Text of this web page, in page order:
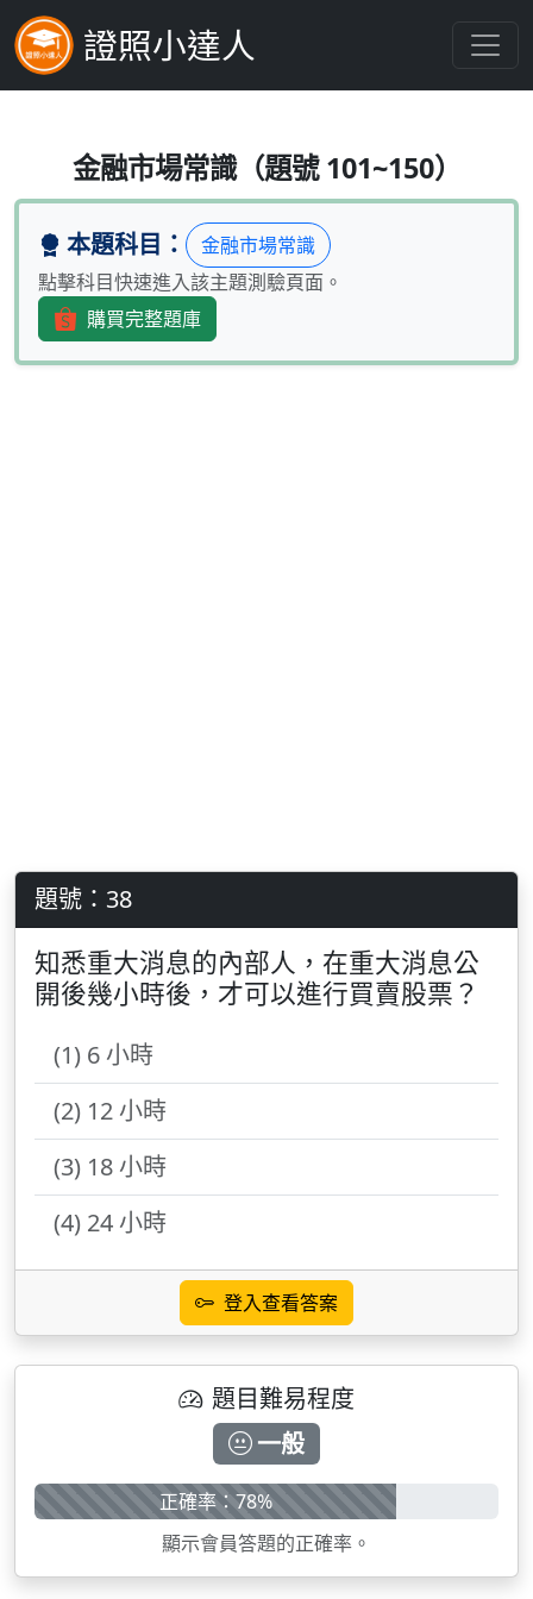
證照小達人
知悉重大消息的內部人，在重大
金融市場常識（題號 101~150）
本題科目：
金融市場常識
點擊科目快速進入該主題測驗頁面。
購買完整題庫
題號：38
知悉重大消息的內部人，在重大消息公
開後幾小時後，才可以進行買賣股票？
(1) 6 小時
(2) 12 小時
(3) 18 小時
(4) 24 小時
登入查看答案
題目難易程度
一般
正確率：78%
顯示會員答題的正確率。